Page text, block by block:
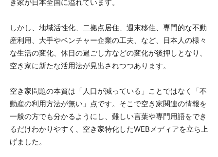
き家が日本全国に溢れています。
しかし、地域活性化、二拠点居住、週末移住、専門的な不動
産利用、大手やベンチャー企業の工夫、など、日本人の様々
な生活の変化、休日の過ごし方などの変化が後押しとなり、
空き家に新たな活用法が見出されつつあります。
空き家問題の本質は「人口が減っている」ことではなく「不
動産の利用方法が無い」点です。そこで空き家関連の情報を
一般の方でも分かるようにし、難しい言葉や専門用語をでき
るだけわかりやすく、空き家特化したWEBメディアを立ち上
げました。